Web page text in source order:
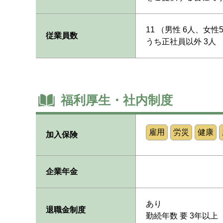
従業員数
11 （男性 6人、女性5
うち正社員以外 3人
福利厚生・社内制度
加入保険 雇用 労災 健康
企業年金
退職金制度
あり
勤続年数 要 3年以上